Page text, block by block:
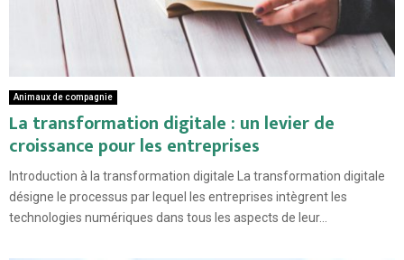
Animaux de compagnie
La transformation digitale : un levier de
croissance pour les entreprises
Introduction à la transformation digitale La transformation digitale
désigne le processus par lequel les entreprises intègrent les
technologies numériques dans tous les aspects de leur...